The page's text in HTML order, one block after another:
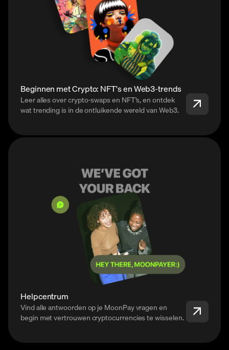
Beginnen met Crypto: NFT's en Web3-trends
Leer alles over crypto-swaps en NFT's, en ontdek
wat trending is in de ontluikende wereld van Web3.
Helpcentrum
Vind alle antwoorden op je MoonPay vragen en
begin met vertrouwen cryptocurrencies te wisselen.